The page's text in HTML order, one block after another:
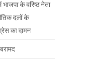
के वरिष्ठ नेता
दलों के
का दामन